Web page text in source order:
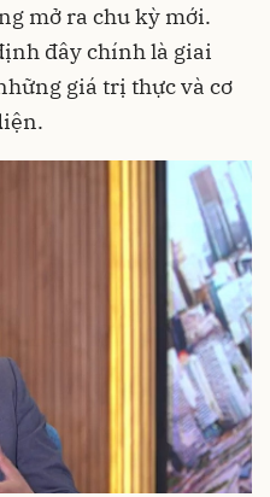
mở ra chu kỳ mới.
đây chính là giai
giá trị thực và cơ